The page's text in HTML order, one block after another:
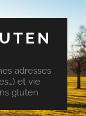
adresses
et vie
gluten